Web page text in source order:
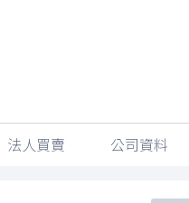
法人買賣 公司資料